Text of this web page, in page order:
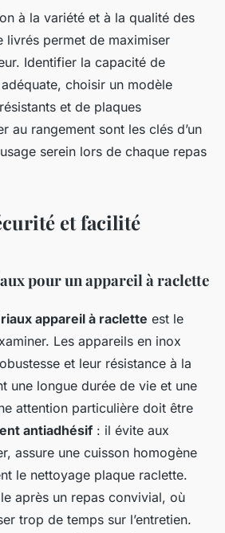
à la variété et à la qualité des
livrés permet de maximiser
Identifier la capacité de
choisir un modèle
et de plaques
au rangement sont les clés d’un
serein lors de chaque repas
et facilité
pour un appareil à raclette
appareil à raclette est le
Les appareils en inox
et leur résistance à la
une longue durée de vie et une
attention particulière doit être
antiadhésif : il évite aux
assure une cuisson homogène
le nettoyage plaque raclette.
après un repas convivial, où
trop de temps sur l’entretien.